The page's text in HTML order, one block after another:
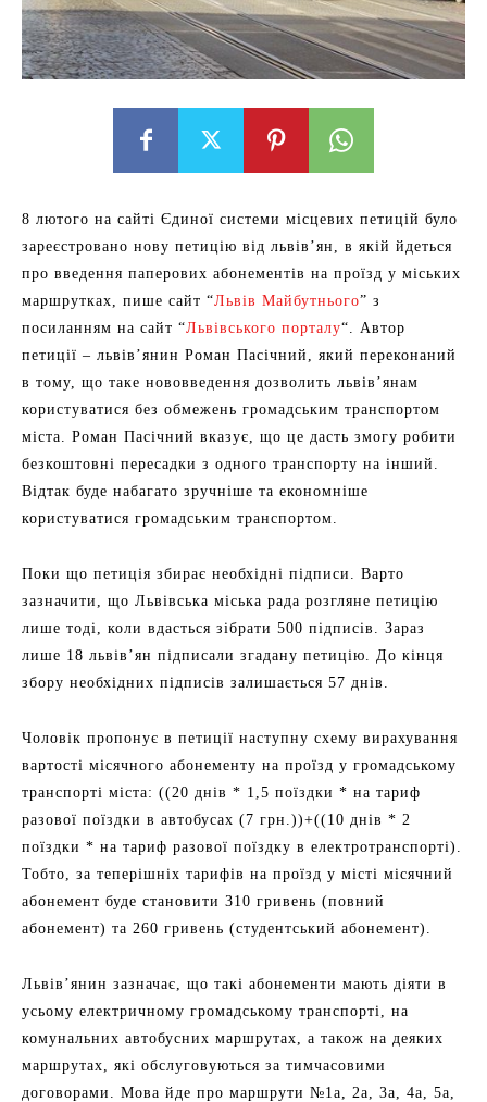
8 лютого на сайті Єдиної системи місцевих петицій було
зареєстровано нову петицію від львів’ян, в якій йдеться
про введення паперових абонементів на проїзд у міських
маршрутках, пише сайт “Львів Майбутнього” з
посиланням на сайт “Львівського порталу“. Автор
петиції – львів’янин Роман Пасічний, який переконаний
в тому, що таке нововведення дозволить львів’янам
користуватися без обмежень громадським транспортом
міста. Роман Пасічний вказує, що це дасть змогу робити
безкоштовні пересадки з одного транспорту на інший.
Відтак буде набагато зручніше та економніше
користуватися громадським транспортом.
Поки що петиція збирає необхідні підписи. Варто
зазначити, що Львівська міська рада розгляне петицію
лише тоді, коли вдасться зібрати 500 підписів. Зараз
лише 18 львів’ян підписали згадану петицію. До кінця
збору необхідних підписів залишається 57 днів.
Чоловік пропонує в петиції наступну схему вирахування
вартості місячного абонементу на проїзд у громадському
транспорті міста: ((20 днів * 1,5 поїздки * на тариф
разової поїздки в автобусах (7 грн.))+((10 днів * 2
поїздки * на тариф разової поїздку в електротранспорті).
Тобто, за теперішніх тарифів на проїзд у місті місячний
абонемент буде становити 310 гривень (повний
абонемент) та 260 гривень (студентський абонемент).
Львів’янин зазначає, що такі абонементи мають діяти в
усьому електричному громадському транспорті, на
комунальних автобусних маршрутах, а також на деяких
маршрутах, які обслуговуються за тимчасовими
договорами. Мова йде про маршрути №1а, 2а, 3а, 4а, 5а,